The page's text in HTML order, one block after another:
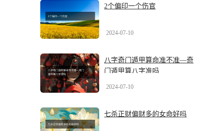
2个偏印一个伤官
2024-07-10
八字奇门遁甲算命准不准—奇
门遁甲算八字准吗
2024-07-10
七杀正财偏财多的女命好吗